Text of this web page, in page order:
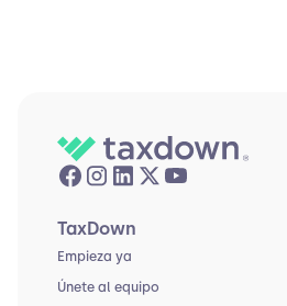
TaxDown
Empieza ya
Únete al equipo